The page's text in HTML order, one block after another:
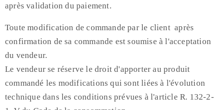
après validation du paiement.
Toute modification de commande par le client après
confirmation de sa commande est soumise à l'acceptation
du vendeur.
Le vendeur se réserve le droit d'apporter au produit
commandé les modifications qui sont liées à l'évolution
technique dans les conditions prévues à l'article R. 132-2-